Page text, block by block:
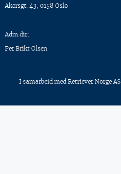
Akersgt. 43, 0158 Oslo
Adm.dir:
Per Brikt Olsen
I samarbeid med Retriever Norge AS